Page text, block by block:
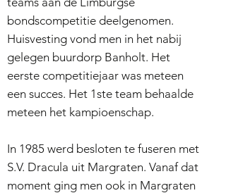
bondscompetitie deelgenomen.
Huisvesting vond men in het nabij
gelegen buurdorp Banholt. Het
eerste competitiejaar was meteen
een succes. Het 1ste team behaalde
meteen het kampioenschap.
In 1985 werd besloten te fuseren met
S.V. Dracula uit Margraten. Vanaf dat
moment ging men ook in Margraten